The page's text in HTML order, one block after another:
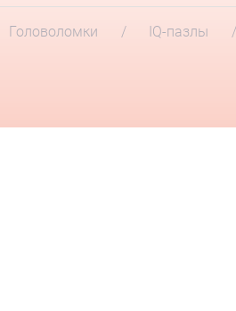
Головоломки IQ-пазлы